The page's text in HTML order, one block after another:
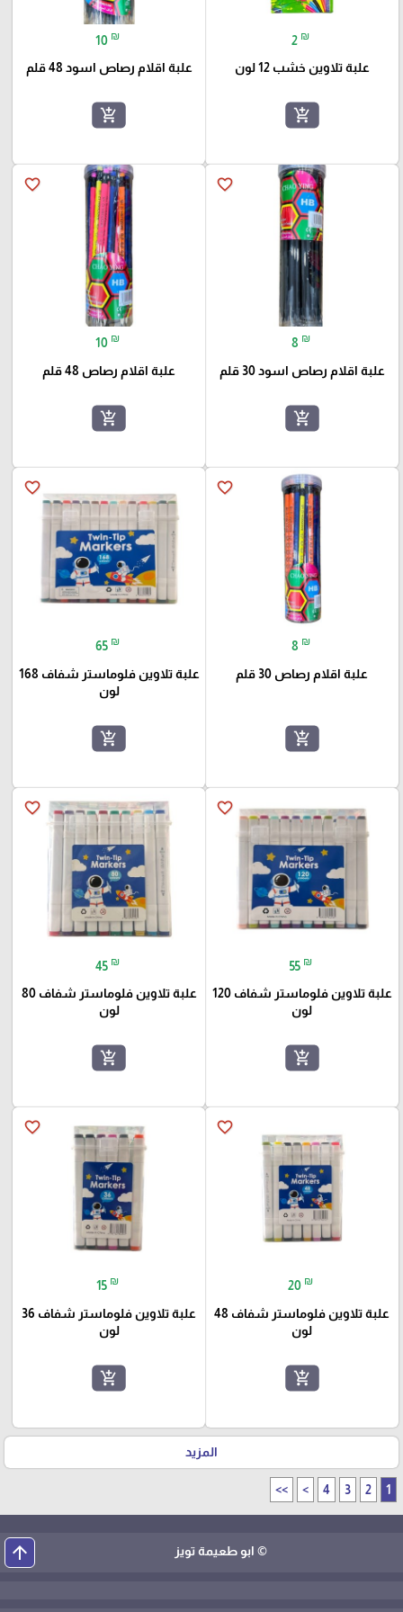
2 ₪
علبة تلاوين خشب 12 لون
add_shopping_cart
10 ₪
علبة اقلام رصاص اسود 48 قلم
add_shopping_cart
favorite_border
8 ₪
علبة اقلام رصاص اسود 30 قلم
add_shopping_cart
favorite_border
10 ₪
علبة اقلام رصاص 48 قلم
add_shopping_cart
favorite_border
8 ₪
علبة اقلام رصاص 30 قلم
add_shopping_cart
favorite_border
65 ₪
علبة تلاوين فلوماستر شفاف 168
لون
add_shopping_cart
favorite_border
55 ₪
علبة تلاوين فلوماستر شفاف 120
لون
add_shopping_cart
favorite_border
45 ₪
علبة تلاوين فلوماستر شفاف 80
لون
add_shopping_cart
favorite_border
20 ₪
علبة تلاوين فلوماستر شفاف 48
لون
add_shopping_cart
favorite_border
15 ₪
علبة تلاوين فلوماستر شفاف 36
لون
add_shopping_cart
المزيد
1
2
3
4
>
>>
© ابو طعيمة تويز arrow_upward